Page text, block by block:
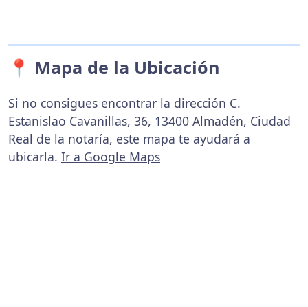
📍 Mapa de la Ubicación
Si no consigues encontrar la dirección C.
Estanislao Cavanillas, 36, 13400 Almadén, Ciudad
Real de la notaría, este mapa te ayudará a
ubicarla. Ir a Google Maps